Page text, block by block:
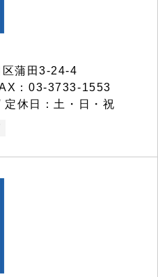
蒲田3-24-4
：03-3733-1553
休日：土・日・祝